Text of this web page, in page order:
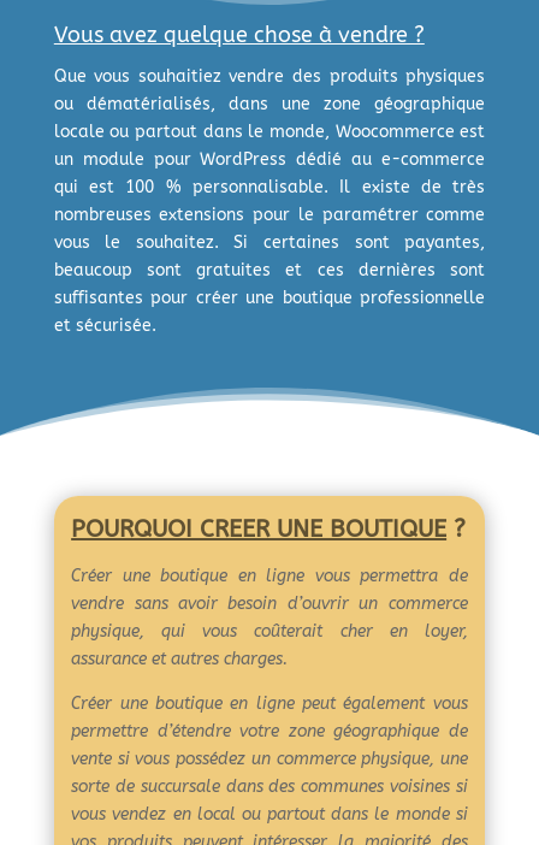
Vous avez quelque chose à vendre ?
Que vous souhaitiez vendre des produits physiques
ou dématérialisés, dans une zone géographique
locale ou partout dans le monde, Woocommerce est
un module pour WordPress dédié au e-commerce
qui est 100 % personnalisable. Il existe de très
nombreuses extensions pour le paramétrer comme
vous le souhaitez. Si certaines sont payantes,
beaucoup sont gratuites et ces dernières sont
suffisantes pour créer une boutique professionnelle
et sécurisée.
POURQUOI CREER UNE BOUTIQUE ?
Créer une boutique en ligne vous permettra de
vendre sans avoir besoin d’ouvrir un commerce
physique, qui vous coûterait cher en loyer,
assurance et autres charges.
Créer une boutique en ligne peut également vous
permettre d’étendre votre zone géographique de
vente si vous possédez un commerce physique, une
sorte de succursale dans des communes voisines si
vous vendez en local ou partout dans le monde si